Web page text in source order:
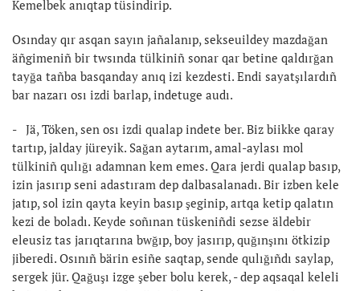
Kemelbek anıqtap tüsindirip.
Osınday qır asqan sayın jañalanıp, sekseuildey mazdağan
äñgimeniñ bir twsında tülkiniñ sonar qar betine qaldırğan
tayğa tañba basqanday anıq izi kezdesti. Endi sayatşılardıñ
bar nazarı osı izdi barlap, indetuge audı.
- Jä, Töken, sen osı izdi qualap indete ber. Biz biikke qaray
tartıp, jalday jüreyik. Sağan aytarım, amal-aylası mol
tülkiniñ qulığı adamnan kem emes. Qara jerdi qualap basıp,
izin jasırıp seni adastıram dep dalbasalanadı. Bir izben kele
jatıp, sol izin qayta keyin basıp şeginip, artqa ketip qalatın
kezi de boladı. Keyde soñınan tüskeniñdi sezse äldebir
eleusiz tas jarıqtarına bwğıp, boy jasırıp, quğınşını ötkizip
jiberedi. Osınıñ bärin esiñe saqtap, sende qulığıñdı saylap,
sergek jür. Qağuşı izge şeber bolu kerek, - dep aqsaqal keleli